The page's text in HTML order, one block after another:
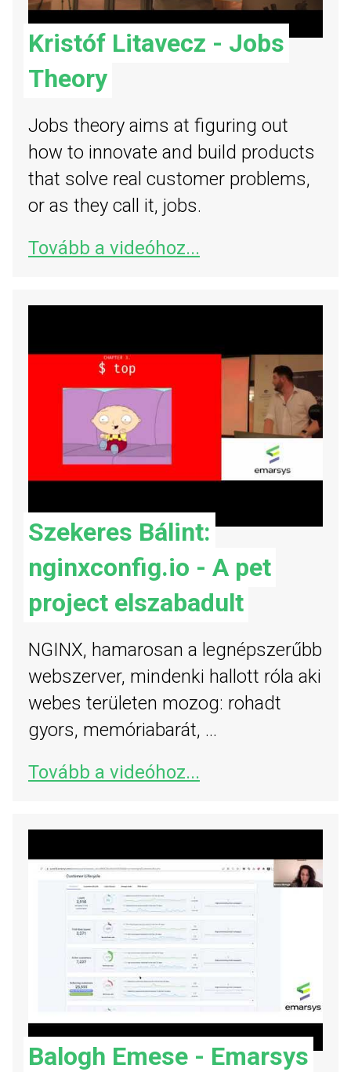
Kristóf Litavecz - Jobs
Theory
Jobs theory aims at figuring out
how to innovate and build products
that solve real customer problems,
or as they call it, jobs.
Tovább a videóhoz...
Szekeres Bálint:
nginxconfig.io - A pet
project elszabadult
NGINX, hamarosan a legnépszerűbb
webszerver, mindenki hallott róla aki
webes területen mozog: rohadt
gyors, memóriabarát, ...
Tovább a videóhoz...
Balogh Emese - Emarsys